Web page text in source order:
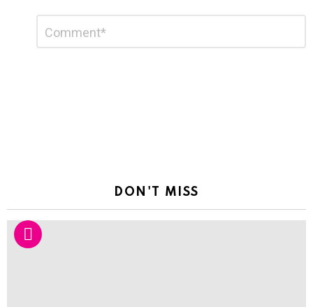
Reply
DON'T MISS